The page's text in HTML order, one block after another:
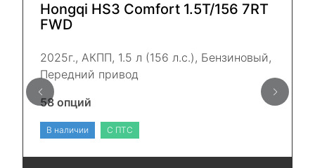
Hongqi HS3 Comfort 1.5Т/156 7RT
FWD
2025г., АКПП, 1.5 л (156 л.с.), Бензиновый,
Передний привод
58 опций
В наличии С ПТС